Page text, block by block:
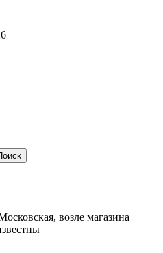
возле магазина